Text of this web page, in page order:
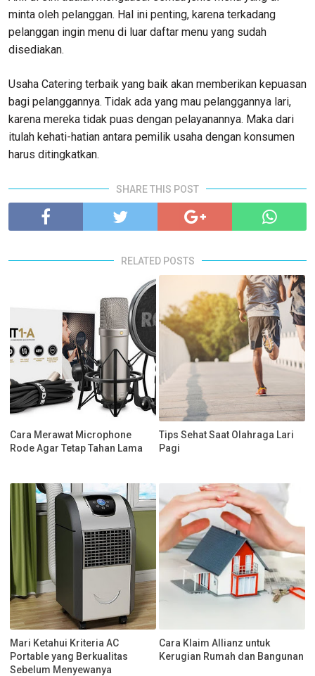
minta oleh pelanggan. Hal ini penting, karena terkadang
pelanggan ingin menu di luar daftar menu yang sudah
disediakan.
Usaha Catering terbaik yang baik akan memberikan kepuasan
bagi pelanggannya. Tidak ada yang mau pelanggannya lari,
karena mereka tidak puas dengan pelayanannya. Maka dari
itulah kehati-hatian antara pemilik usaha dengan konsumen
harus ditingkatkan.
SHARE THIS POST
RELATED POSTS
Cara Merawat Microphone
Rode Agar Tetap Tahan Lama
Tips Sehat Saat Olahraga Lari
Pagi
Mari Ketahui Kriteria AC
Portable yang Berkualitas
Sebelum Menyewanya
Cara Klaim Allianz untuk
Kerugian Rumah dan Bangunan